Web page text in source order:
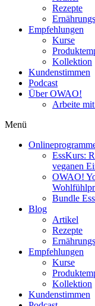
Rezepte
Empfehlungen
Kurse
Kollektion
Kundenstimmen
Podcast
Über OWAO!
Arbeite
Menü
EssKurs:
veganen
OWAO!
Bundle
Blog
Artikel
Rezepte
Empfehlungen
Kurse
Kollektion
Kundenstimmen